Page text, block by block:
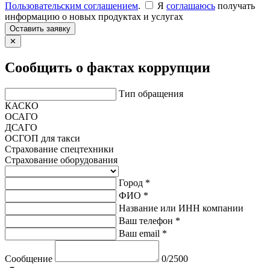
Пользовательским соглашением. Я соглашаюсь получать
информацию о новых продуктах и услугах
Оставить заявку
✕
Сообщить о фактах коррупции
Тип обращения
КАСКО
ОСАГО
ДСАГО
ОСГОП для такси
Страхование спецтехники
Страхование оборудования
Город *
ФИО *
Название или ИНН компании
Ваш телефон *
Ваш email *
Сообщение 0/2500